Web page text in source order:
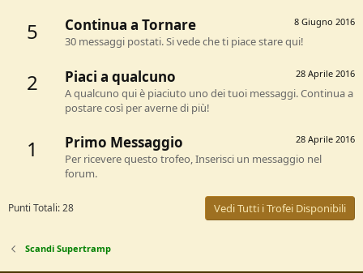
5 8 Giugno 2016
Continua a Tornare
30 messaggi postati. Si vede che ti piace stare qui!
2 28 Aprile 2016
Piaci a qualcuno
A qualcuno qui è piaciuto uno dei tuoi messaggi. Continua a
postare così per averne di più!
1 28 Aprile 2016
Primo Messaggio
Per ricevere questo trofeo, Inserisci un messaggio nel
forum.
Punti Totali: 28 Vedi Tutti i Trofei Disponibili
Scandi Supertramp